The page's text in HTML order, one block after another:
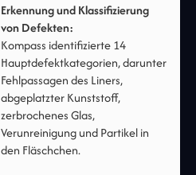
Erkennung und Klassifizierung
von Defekten:
Kompass identifizierte 14
Hauptdefektkategorien, darunter
Fehlpassagen des Liners,
abgeplatzter Kunststoff,
zerbrochenes Glas,
Verunreinigung und Partikel in
den Fläschchen.